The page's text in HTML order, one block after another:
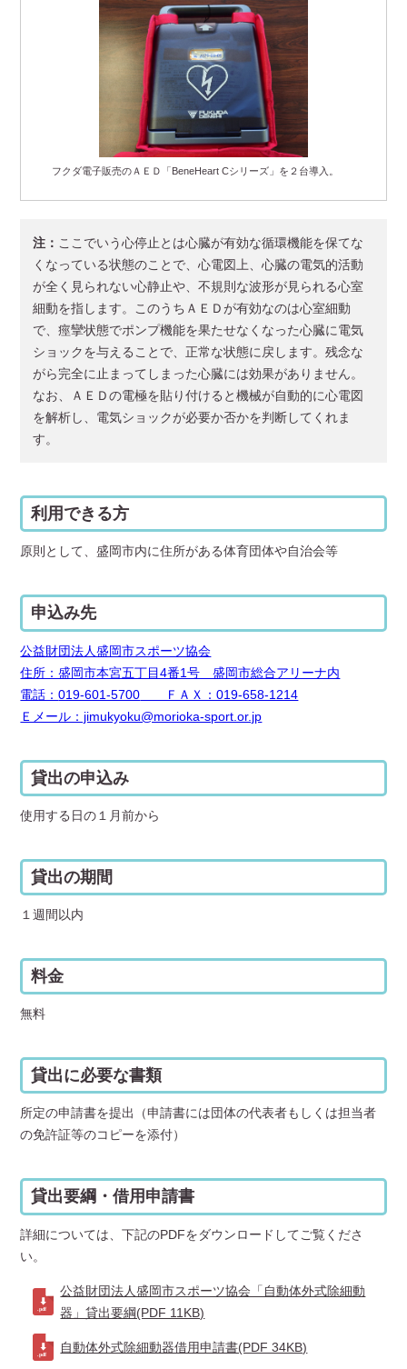
フクダ電子販売のＡＥＤ「BeneHeart Cシリーズ」を２台導入。
注： ここでいう心停止とは心臓が有効な循環機能を保てな
くなっている状態のことで、心電図上、心臓の電気的活動
が全く見られない心静止や、不規則な波形が見られる心室
細動を指します。このうちＡＥＤが有効なのは心室細動
で、痙攣状態でポンプ機能を果たせなくなった心臓に電気
ショックを与えることで、正常な状態に戻します。残念な
がら完全に止まってしまった心臓には効果がありません。
なお、ＡＥＤの電極を貼り付けると機械が自動的に心電図
を解析し、電気ショックが必要か否かを判断してくれま
す。
利用できる方
原則として、盛岡市内に住所がある体育団体や自治会等
申込み先
公益財団法人盛岡市スポーツ協会
住所：盛岡市本宮五丁目4番1号 盛岡市総合アリーナ内
電話：019-601-5700 ＦＡＸ：019-658-1214
Ｅメール：jimukyoku@morioka-sport.or.jp
貸出の申込み
使用する日の１月前から
貸出の期間
１週間以内
料金
無料
貸出に必要な書類
所定の申請書を提出（申請書には団体の代表者もしくは担当者
の免許証等のコピーを添付）
貸出要綱・借用申請書
詳細については、下記のPDFをダウンロードしてご覧くださ
い。
公益財団法人盛岡市スポーツ協会「自動体外式除細動
器」貸出要綱(PDF 11KB)
自動体外式除細動器借用申請書(PDF 34KB)